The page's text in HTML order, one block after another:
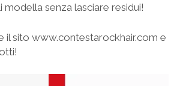
senza lasciare residui!
il sito www.contestarockhair.com e